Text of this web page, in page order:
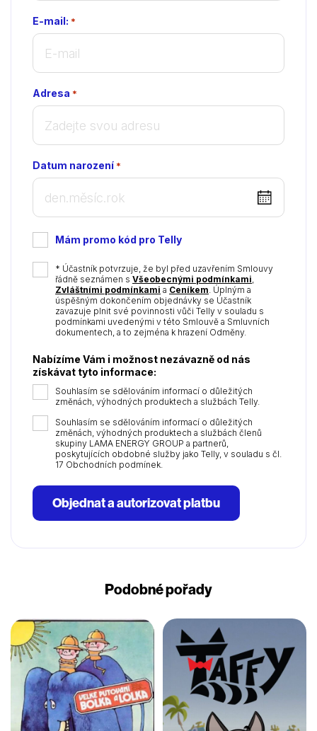
E-mail: *
Adresa *
Datum narození *
DD
dot
MM
dot
YYYY
Mám promo kód pro Telly
* Účastník potvrzuje, že byl před uzavřením Smlouvy
řádně seznámen s Všeobecnými podmínkami
Zvláštními podmínkami a Ceníkem . Úplným a
úspěšným dokončením objednávky se Účastník
zavazuje plnit své povinnosti vůči Telly v souladu s
podmínkami uvedenými v této Smlouvě a Smluvních
dokumentech, a to zejména k hrazení Odměny.
Nabízíme Vám i možnost nezávazně od nás
získávat tyto informace:
Souhlasím se sdělováním informací o důležitých
změnách, výhodných produktech a službách Telly.
Souhlasím se sdělováním informací o důležitých
změnách, výhodných produktech a službách členů
skupiny LAMA ENERGY GROUP a partnerů,
poskytujících obdobné služby jako Telly, v souladu s čl.
17 Obchodních podmínek.
Objednat a autorizovat platbu
Podobné pořady